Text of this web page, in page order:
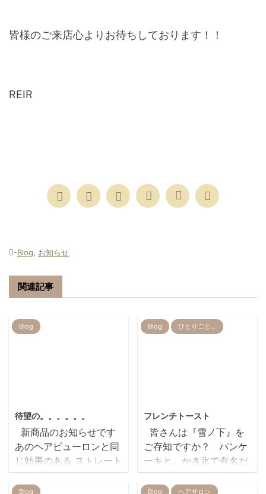
皆様のご来店心よりお待ちしております！！
REIR
-Blog, お知らせ
関連記事
Blog
待望の。。。。。。
新商品のお知らせです
あのヘアビューロンと同
じ効果のある ストレート
アイロンが発売になりま
す その効果とは？ ◎
Blog ひとりごと…
フレンチトースト
皆さんは『雪ノ下』を
ご存知ですか？ パンケ
ーキと、かき氷で有名だ
そうな。。。 食材にす
ごくこだわっていて 元々
Blog Blog ヘアサロン